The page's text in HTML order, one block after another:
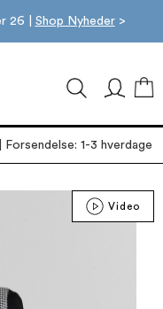
26 | Shop Nyheder>
1-3 hverdage
Video